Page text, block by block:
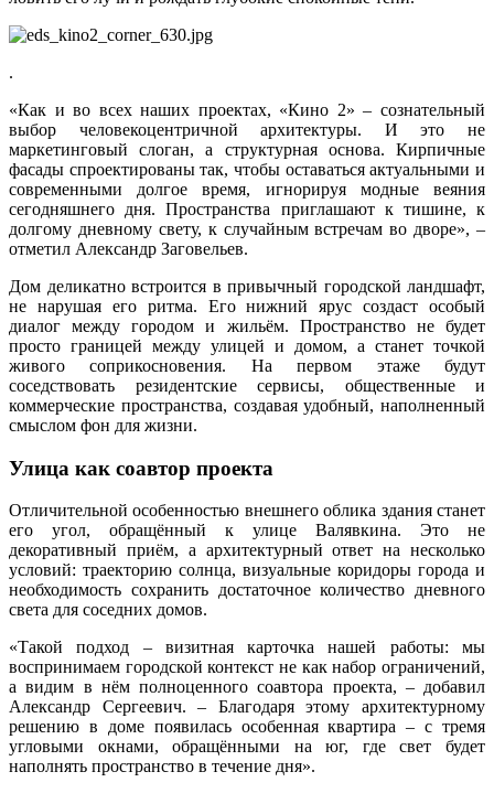
.
«Как и во всех наших проектах, «Кино 2» – сознательный
выбор человекоцентричной архитектуры. И это не
маркетинговый слоган, а структурная основа. Кирпичные
фасады спроектированы так, чтобы оставаться актуальными и
современными долгое время, игнорируя модные веяния
сегодняшнего дня. Пространства приглашают к тишине, к
долгому дневному свету, к случайным встречам во дворе», –
отметил Александр Заговельев.
Дом деликатно встроится в привычный городской ландшафт,
не нарушая его ритма. Его нижний ярус создаст особый
диалог между городом и жильём. Пространство не будет
просто границей между улицей и домом, а станет точкой
живого соприкосновения. На первом этаже будут
соседствовать резидентские сервисы, общественные и
коммерческие пространства, создавая удобный, наполненный
смыслом фон для жизни.
Улица как соавтор проекта
Отличительной особенностью внешнего облика здания станет
его угол, обращённый к улице Валявкина. Это не
декоративный приём, а архитектурный ответ на несколько
условий: траекторию солнца, визуальные коридоры города и
необходимость сохранить достаточное количество дневного
света для соседних домов.
«Такой подход – визитная карточка нашей работы: мы
воспринимаем городской контекст не как набор ограничений,
а видим в нём полноценного соавтора проекта, – добавил
Александр Сергеевич. – Благодаря этому архитектурному
решению в доме появилась особенная квартира – с тремя
угловыми окнами, обращёнными на юг, где свет будет
наполнять пространство в течение дня».